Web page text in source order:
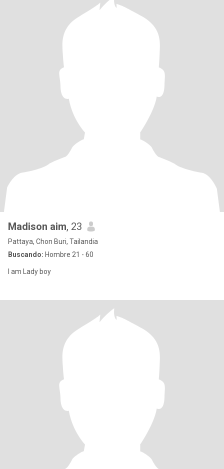
Madison aim, 23
Pattaya, Chon Buri, Tailandia
Buscando: Hombre 21 - 60
I am Lady boy